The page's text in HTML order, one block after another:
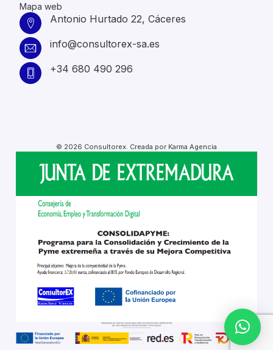
Mapa web
Antonio Hurtado 22, Cáceres
info@consultorex-sa.es
+34 680 490 296
© 2026 Consultorex. Creada por Karma Agencia